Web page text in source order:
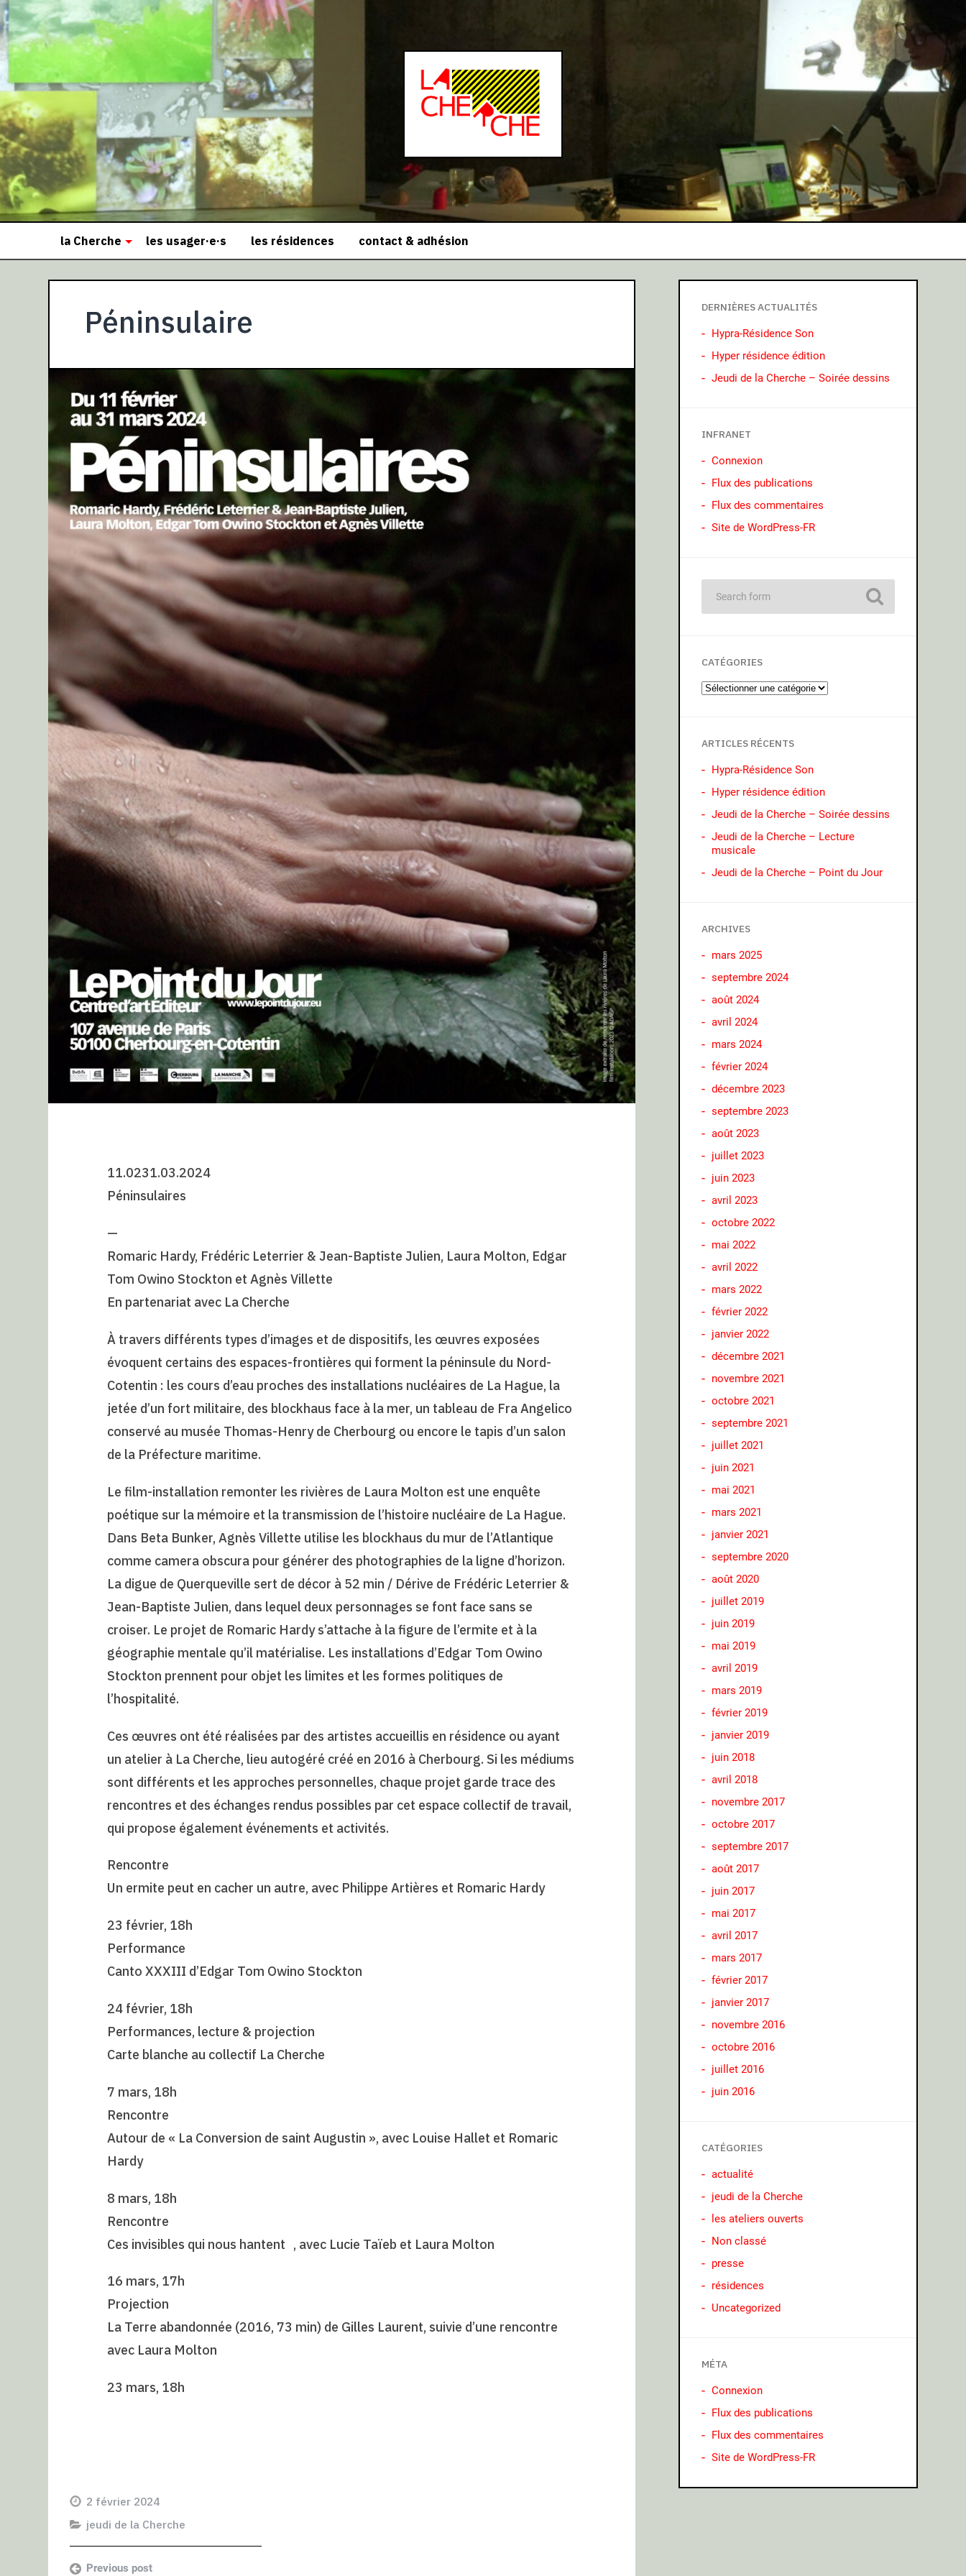
la Cherche les usager·e·s les résidences contact & adhésion
Péninsulaire
11.0231.03.2024
Péninsulaires
—
Romaric Hardy, Frédéric Leterrier & Jean-Baptiste Julien, Laura Molton, Edgar
Tom Owino Stockton et Agnès Villette
En partenariat avec La Cherche
À travers différents types d’images et de dispositifs, les œuvres exposées
évoquent certains des espaces-frontières qui forment la péninsule du Nord-
Cotentin : les cours d’eau proches des installations nucléaires de La Hague, la
jetée d’un fort militaire, des blockhaus face à la mer, un tableau de Fra Angelico
conservé au musée Thomas-Henry de Cherbourg ou encore le tapis d’un salon
de la Préfecture maritime.
Le film-installation remonter les rivières de Laura Molton est une enquête
poétique sur la mémoire et la transmission de l’histoire nucléaire de La Hague.
Dans Beta Bunker, Agnès Villette utilise les blockhaus du mur de l’Atlantique
comme camera obscura pour générer des photographies de la ligne d’horizon.
La digue de Querqueville sert de décor à 52 min / Dérive de Frédéric Leterrier &
Jean-Baptiste Julien, dans lequel deux personnages se font face sans se
croiser. Le projet de Romaric Hardy s’attache à la figure de l’ermite et à la
géographie mentale qu’il matérialise. Les installations d’Edgar Tom Owino
Stockton prennent pour objet les limites et les formes politiques de
l’hospitalité.
Ces œuvres ont été réalisées par des artistes accueillis en résidence ou ayant
un atelier à La Cherche, lieu autogéré créé en 2016 à Cherbourg. Si les médiums
sont différents et les approches personnelles, chaque projet garde trace des
rencontres et des échanges rendus possibles par cet espace collectif de travail,
qui propose également événements et activités.
Rencontre
Un ermite peut en cacher un autre, avec Philippe Artières et Romaric Hardy
23 février, 18h
Performance
Canto XXXIII d’Edgar Tom Owino Stockton
24 février, 18h
Performances, lecture & projection
Carte blanche au collectif La Cherche
7 mars, 18h
Rencontre
Autour de « La Conversion de saint Augustin », avec Louise Hallet et Romaric
Hardy
8 mars, 18h
Rencontre
Ces invisibles qui nous hantent , avec Lucie Taïeb et Laura Molton
16 mars, 17h
Projection
La Terre abandonnée (2016, 73 min) de Gilles Laurent, suivie d’une rencontre
avec Laura Molton
23 mars, 18h
2 février 2024
jeudi de la Cherche
Previous post
DERNIÈRES ACTUALITÉS
Hypra-Résidence Son
Hyper résidence édition
Jeudi de la Cherche – Soirée dessins
INFRANET
Connexion
Flux des publications
Flux des commentaires
Site de WordPress-FR
CATÉGORIES
ARTICLES RÉCENTS
Hypra-Résidence Son
Hyper résidence édition
Jeudi de la Cherche – Soirée dessins
Jeudi de la Cherche – Lecture
musicale
Jeudi de la Cherche – Point du Jour
ARCHIVES
mars 2025
septembre 2024
août 2024
avril 2024
mars 2024
février 2024
décembre 2023
septembre 2023
août 2023
juillet 2023
juin 2023
avril 2023
octobre 2022
mai 2022
avril 2022
mars 2022
février 2022
janvier 2022
décembre 2021
novembre 2021
octobre 2021
septembre 2021
juillet 2021
juin 2021
mai 2021
mars 2021
janvier 2021
septembre 2020
août 2020
juillet 2019
juin 2019
mai 2019
avril 2019
mars 2019
février 2019
janvier 2019
juin 2018
avril 2018
novembre 2017
octobre 2017
septembre 2017
août 2017
juin 2017
mai 2017
avril 2017
mars 2017
février 2017
janvier 2017
novembre 2016
octobre 2016
juillet 2016
juin 2016
CATÉGORIES
actualité
jeudi de la Cherche
les ateliers ouverts
Non classé
presse
résidences
Uncategorized
MÉTA
Connexion
Flux des publications
Flux des commentaires
Site de WordPress-FR